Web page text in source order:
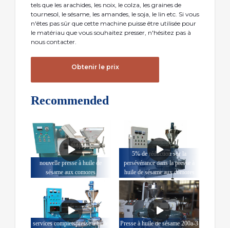
tels que les arachides, les noix, le colza, les graines de
tournesol, le sésame, les amandes, le soja, le lin etc. Si vous
n'êtes pas sûr que cette machine puisse être utilisée pour
le matériau que vous souhaitez presser, n'hésitez pas à
nous contacter.
Obtenir le prix
Recommended
nouvelle presse à huile de
sésame aux comores
5% de réduction sur la
persévérance dans la presse à
huile de sésame aux comores
services completspresse à huile
Presse à huile de sésame 200a-3